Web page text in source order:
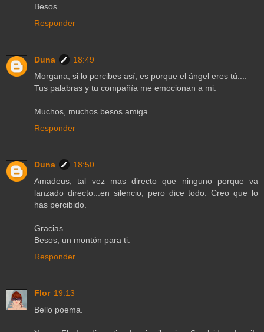
Besos.
Responder
Duna
18:49
Morgana, si lo percibes así, es porque el ángel eres tú....
Tus palabras y tu compañía me emocionan a mi.
Muchos, muchos besos amiga.
Responder
Duna
18:50
Amadeus, tal vez mas directo que ninguno porque va
lanzado directo...en silencio, pero dice todo. Creo que lo
has percibido.
Gracias.
Besos, un montón para ti.
Responder
Flor 19:13
Bello poema.